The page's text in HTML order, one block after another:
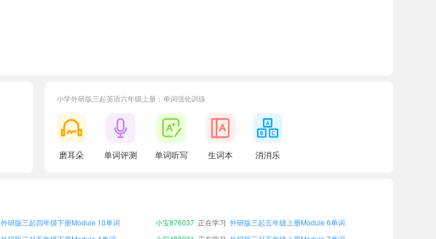
小学外研版三起英语六年级上册：单词强化训练
磨耳朵 单词评测 单词听写 生词本 消消乐
外研版三起四年级下册Module 2单词 小宝960440 正在学习
外研版三起五年级上册Module 2单词
外研版三起四年级上册Module 9单词 小宝229390 正在学习
外研版三起三年级上册Module 9单词
外研版三起四年级下册Module 9单词 小宝859175 正在学习 外研版三起四年级上册Module 6单词
外研版三起四年级下册Module 10单词 小宝876037 正在学习 外研版三起五年级上册Module 6单词